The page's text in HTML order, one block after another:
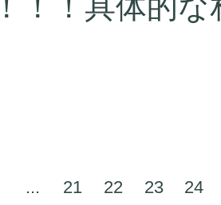
... 21 22 23 24